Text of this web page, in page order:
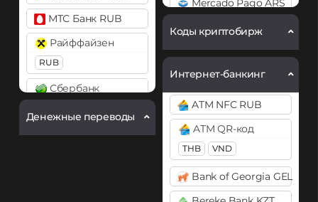
ERC20
Solana (SOL)
Stellar (XLM)
Sui
Tether (USDT)
ERC20
TRC20
МТС Банк RUB
Райффайзен
RUB
Сбербанк
СБП RUB
Денежные переводы
Compound (COMP)
Cosmos (ATOM)
Cronos (CRO)
DAI
ERC20
Decentraland (MANA)
Dogecoin (DOGE)
DOGE
Mercado Pago ARS
MoneyGo
Neteller
USD EUR
Payoneer
USD
PayPal
USD EUR
GBP
Коды криптобирж
Интернет-банкинг
ATM NFC RUB
ATM QR-код
THB VND
Bank of Georgia GEL